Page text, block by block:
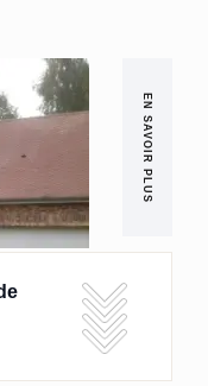
EN SAVOIR PLUS